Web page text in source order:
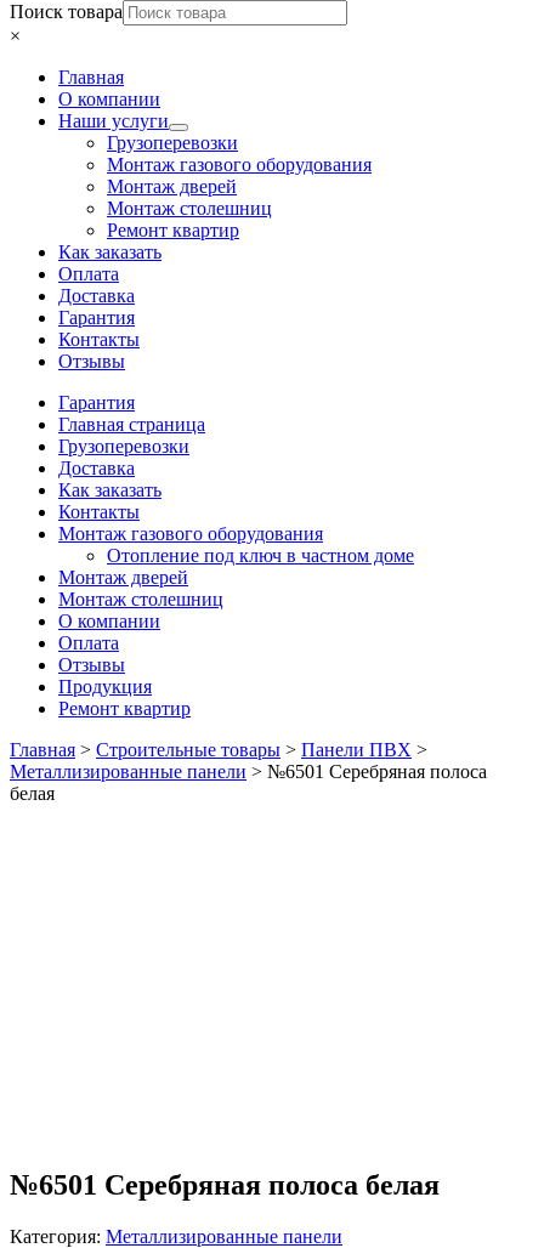
Поиск товара
×
Главная
О компании
Наши услуги
Грузоперевозки
Монтаж газового оборудования
Монтаж дверей
Монтаж столешниц
Ремонт квартир
Как заказать
Оплата
Доставка
Гарантия
Контакты
Отзывы
Гарантия
Главная страница
Грузоперевозки
Доставка
Как заказать
Контакты
Монтаж газового оборудования
Отопление под ключ в частном доме
Монтаж дверей
Монтаж столешниц
О компании
Оплата
Отзывы
Продукция
Ремонт квартир
Главная > Строительные товары > Панели ПВХ >
Металлизированные панели > №6501 Серебряная полоса
белая
№6501 Серебряная полоса белая
Категория: Металлизированные панели